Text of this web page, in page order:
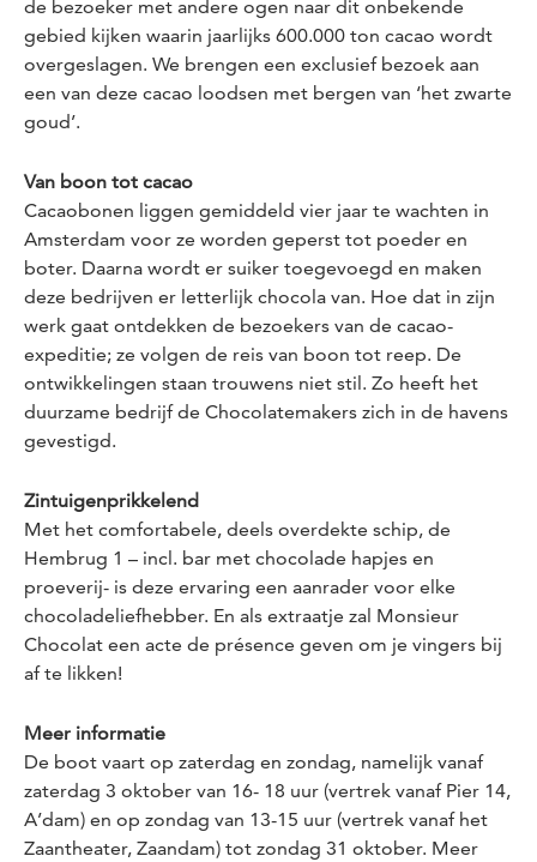
de bezoeker met andere ogen naar dit onbekende
gebied kijken waarin jaarlijks 600.000 ton cacao wordt
overgeslagen. We brengen een exclusief bezoek aan
een van deze cacao loodsen met bergen van ‘het zwarte
goud’.
Van boon tot cacao
Cacaobonen liggen gemiddeld vier jaar te wachten in
Amsterdam voor ze worden geperst tot poeder en
boter. Daarna wordt er suiker toegevoegd en maken
deze bedrijven er letterlijk chocola van. Hoe dat in zijn
werk gaat ontdekken de bezoekers van de cacao-
expeditie; ze volgen de reis van boon tot reep. De
ontwikkelingen staan trouwens niet stil. Zo heeft het
duurzame bedrijf de Chocolatemakers zich in de havens
gevestigd.
Zintuigenprikkelend
Met het comfortabele, deels overdekte schip, de
Hembrug 1 – incl. bar met chocolade hapjes en
proeverij- is deze ervaring een aanrader voor elke
chocoladeliefhebber. En als extraatje zal Monsieur
Chocolat een acte de présence geven om je vingers bij
af te likken!
Meer informatie
De boot vaart op zaterdag en zondag, namelijk vanaf
zaterdag 3 oktober van 16- 18 uur (vertrek vanaf Pier 14,
A’dam) en op zondag van 13-15 uur (vertrek vanaf het
Zaantheater, Zaandam) tot zondag 31 oktober. Meer